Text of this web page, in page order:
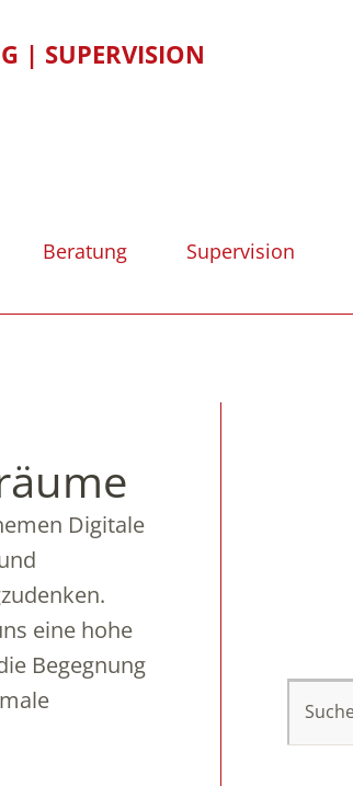
| SUPERVISION
Beratung Supervision
Digitale
eine hohe
Begegnung